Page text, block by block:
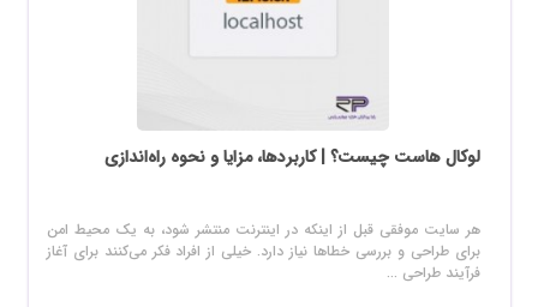
لوکال هاست چیست؟ | کاربردها، مزایا و نحوه راه‌اندازی
هر سایت موفقی قبل از اینکه در اینترنت منتشر شود، به یک محیط امن
برای طراحی و بررسی خطاها نیاز دارد. خیلی از افراد فکر می‌کنند برای آغاز
فرآیند طراحی ...